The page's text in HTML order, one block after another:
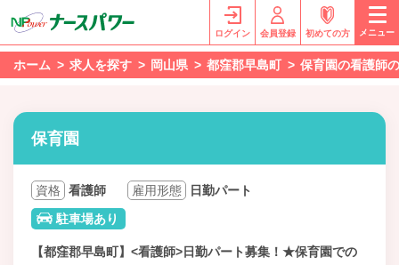
ログイン 会員登録 初めての方 メニュー
ホーム 求人を探す 岡山県 都窪郡早島町 保育園の看護師
保育園
資格 看護師 雇用形態
日勤パート
駐車場あり
【都窪郡早島町】<看護師>日勤パート募集！★保育園での